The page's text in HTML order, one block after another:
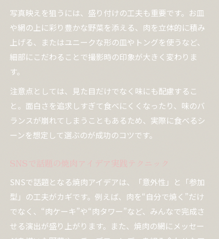
写真映えを狙うには、盛り付けの工夫も重要です。お皿
や網の上に彩り豊かな野菜を添える、肉を立体的に積み
上げる、またはユニークな形の皿やトングを使うなど、
細部にこだわることで撮影時の印象が大きく変わりま
す。
注意点としては、見た目だけでなく味にも配慮するこ
と。面白さを追求しすぎて食べにくくなったり、味のバ
ランスが崩れてしまうこともあるため、実際に食べるシ
ーンを想定して選ぶのが成功のコツです。
SNSで話題の焼肉アイデア実践テクニック
SNSで話題となる焼肉アイデアは、「意外性」と「参加
型」の工夫がカギです。例えば、肉を“自分で焼く”だけ
でなく、“肉ケーキ”や“肉タワー”など、みんなで完成さ
せる演出が盛り上がります。また、焼肉の網にメッセー